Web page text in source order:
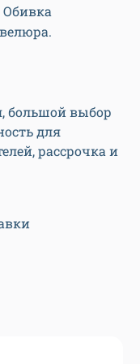
большой выбор
для
рассрочка и